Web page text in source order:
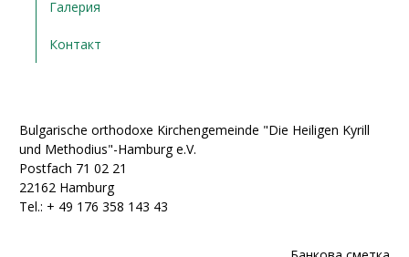
Галерия
Контакт
Bulgarische orthodoxe Kirchengemeinde "Die Heiligen Kyrill
und Methodius"-Hamburg e.V.
Postfach 71 02 21
22162 Hamburg
Tel.: + ‭49 176 358 143 43‬